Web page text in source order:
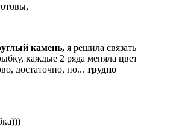
камень, я решила связать
каждые 2 ряда меняла цвет
достаточно, но... трудно